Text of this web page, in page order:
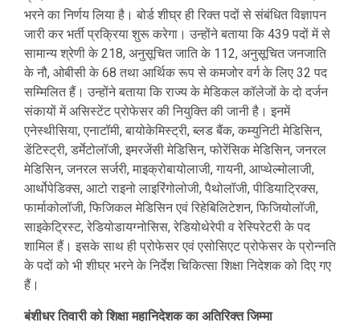
भरने का निर्णय लिया है। बोर्ड शीघ्र ही रिक्त पदों से संबंधित विज्ञापन
जारी कर भर्ती प्रक्रिया शुरू करेगा। उन्होंने बताया कि 439 पदों में से
सामान्य श्रेणी के 218, अनुसूचित जाति के 112, अनुसूचित जनजाति
के नौ, ओबीसी के 68 तथा आर्थिक रूप से कमजोर वर्ग के लिए 32 पद
सम्मिलित हैं। उन्होंने बताया कि राज्य के मेडिकल कॉलेजों के दो दर्जन
संकायों में असिस्टेंट प्रोफेसर की नियुक्ति की जानी है। इनमें
एनेस्थीसिया, एनाटॉमी, बायोकेमिस्ट्री, ब्लड बैंक, कम्युनिटी मेडिसिन,
डेंटिस्ट्री, डर्मेटोलॉजी, इमरजेंसी मेडिसिन, फोरेंसिक मेडिसिन, जनरल
मेडिसिन, जनरल सर्जरी, माइक्रोबायोलाजी, गायनी, आप्थेल्मोलाजी,
आर्थोपेडिक्स, आटो राइनो लाइरिंगोलोजी, पैथोलॉजी, पीडियाट्रिक्स,
फार्माकोलॉजी, फिजिकल मेडिसिन एवं रिहेबिलिटेशन, फिजियोलॉजी,
साइकेट्रिस्ट, रेडियोडायग्नोसिस, रेडियोथेरेपी व रेस्पिरेटरी के पद
शामिल हैं। इसके साथ ही प्रोफेसर एवं एसोसिएट प्रोफेसर के प्रोन्नति
के पदों को भी शीघ्र भरने के निर्देश चिकित्सा शिक्षा निदेशक को दिए गए
हैं।
बंशीधर तिवारी को शिक्षा महानिदेशक का अतिरिक्त जिम्मा